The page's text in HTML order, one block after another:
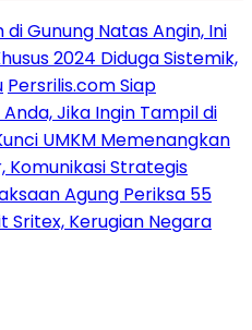
Gunung Natas Angin, Ini
2024 Diduga Sistemik,
Persrilis.com Siap
Jika Ingin Tampil di
UMKM Memenangkan
Komunikasi Strategis
Agung Periksa 55
Sritex, Kerugian Negara